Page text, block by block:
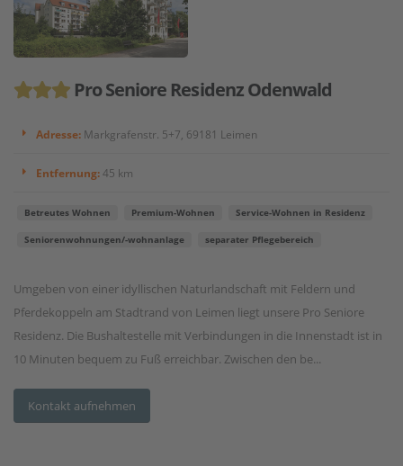
Pro Seniore Residenz Odenwald
Adresse: Markgrafenstr. 5+7, 69181 Leimen
Entfernung:45 km
Betreutes Wohnen Premium-Wohnen Service-Wohnen in Residenz
Seniorenwohnungen/-wohnanlage separater Pflegebereich
Umgeben von einer idyllischen Naturlandschaft mit Feldern und
Pferdekoppeln am Stadtrand von Leimen liegt unsere Pro Seniore
Residenz. Die Bushaltestelle mit Verbindungen in die Innenstadt ist in
10 Minuten bequem zu Fuß erreichbar. Zwischen den be...
Kontakt aufnehmen